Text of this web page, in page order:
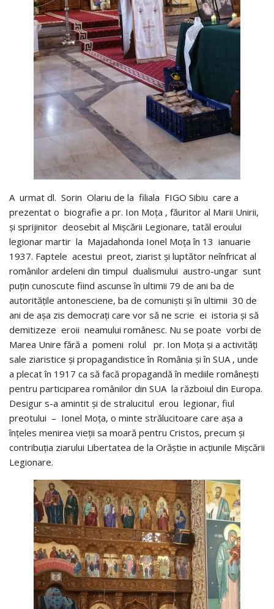
A urmat dl. Sorin Olariu de la filiala FIGO Sibiu care a
prezentat o biografie a pr. Ion Moța , făuritor al Marii Unirii,
și sprijinitor deosebit al Mișcării Legionare, tatăl eroului
legionar martir la Majadahonda Ionel Moța în 13 ianuarie
1937. Faptele acestui preot, ziarist și luptător neînfricat al
românilor ardeleni din timpul dualismului austro-ungar sunt
puțin cunoscute fiind ascunse în ultimii 79 de ani ba de
autoritățile antonesciene, ba de comuniști și în ultimii 30 de
ani de așa zis democrați care vor să ne scrie ei istoria și să
demitizeze eroii neamului românesc. Nu se poate vorbi de
Marea Unire fără a pomeni rolul pr. Ion Moța și a activități
sale ziaristice și propagandistice în România și în SUA , unde
a plecat în 1917 ca să facă propagandă în mediile românești
pentru participarea românilor din SUA la războiul din Europa.
Desigur s-a amintit și de stralucitul erou legionar, fiul
preotului – Ionel Moța, o minte strălucitoare care așa a
înțeles menirea vieții sa moară pentru Cristos, precum și
contribuția ziarului Libertatea de la Orăștie in acțiunile Mișcării
Legionare.